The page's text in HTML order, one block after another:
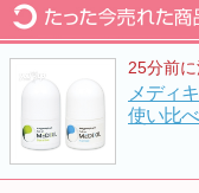
25分前
メディ
使い比